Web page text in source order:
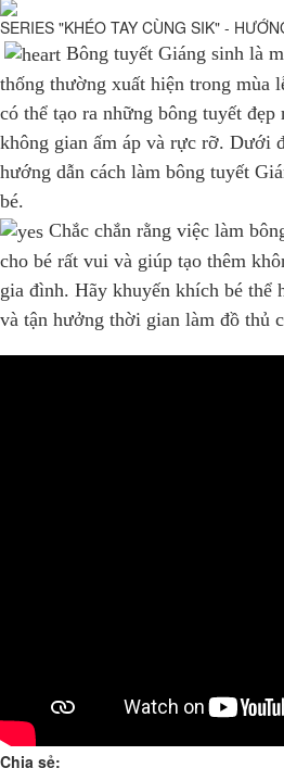
SERIES "KHÉO TAY CÙNG SIK" -
Bông tuyết Giáng sinh là
thống thường xuất hiện trong mùa
có thể tạo ra những bông tuyết đẹp
không gian ấm áp và rực rỡ. Dưới
hướng dẫn cách làm bông tuyết
bé.
Chắc chắn rằng việc làm
cho bé rất vui và giúp tạo thêm
gia đình. Hãy khuyến khích bé thể
và tận hưởng thời gian làm đồ thủ
Chia sẻ: